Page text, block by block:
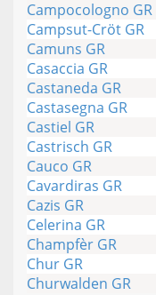
Campocologno GR
Campsut-Cröt GR
Camuns GR
Casaccia GR
Castaneda GR
Castasegna GR
Castiel GR
Castrisch GR
Cauco GR
Cavardiras GR
Cazis GR
Celerina GR
Champfèr GR
Chur GR
Churwalden GR